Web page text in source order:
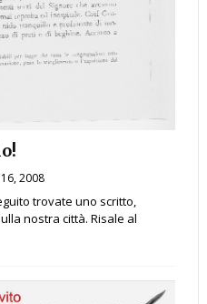
2008
trovate uno scritto,
nostra città. Risale al